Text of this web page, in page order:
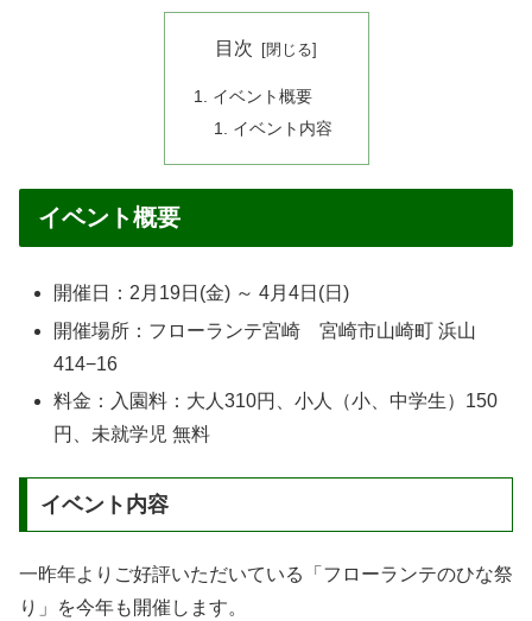
目次
イベント概要
イベント内容
イベント概要
開催日：2月19日(金) ～ 4月4日(日)
開催場所：フローランテ宮崎 宮崎市山崎町 浜山
414−16
料金：入園料：大人310円、小人（小、中学生）150
円、未就学児 無料
イベント内容
一昨年よりご好評いただいている「フローランテのひな祭
り」を今年も開催します。